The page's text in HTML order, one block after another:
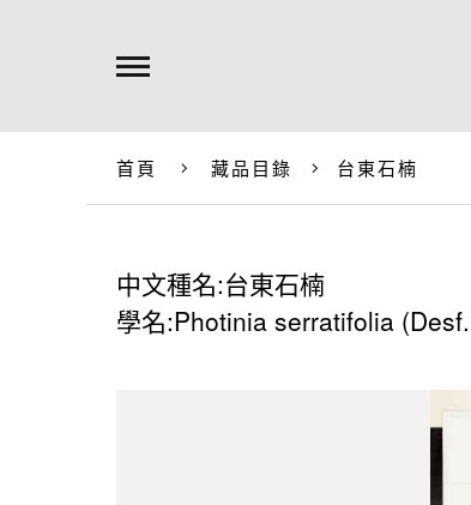
首頁 藏品目錄 台東石楠
中文種名:台東石楠
學名:Photinia serratifolia